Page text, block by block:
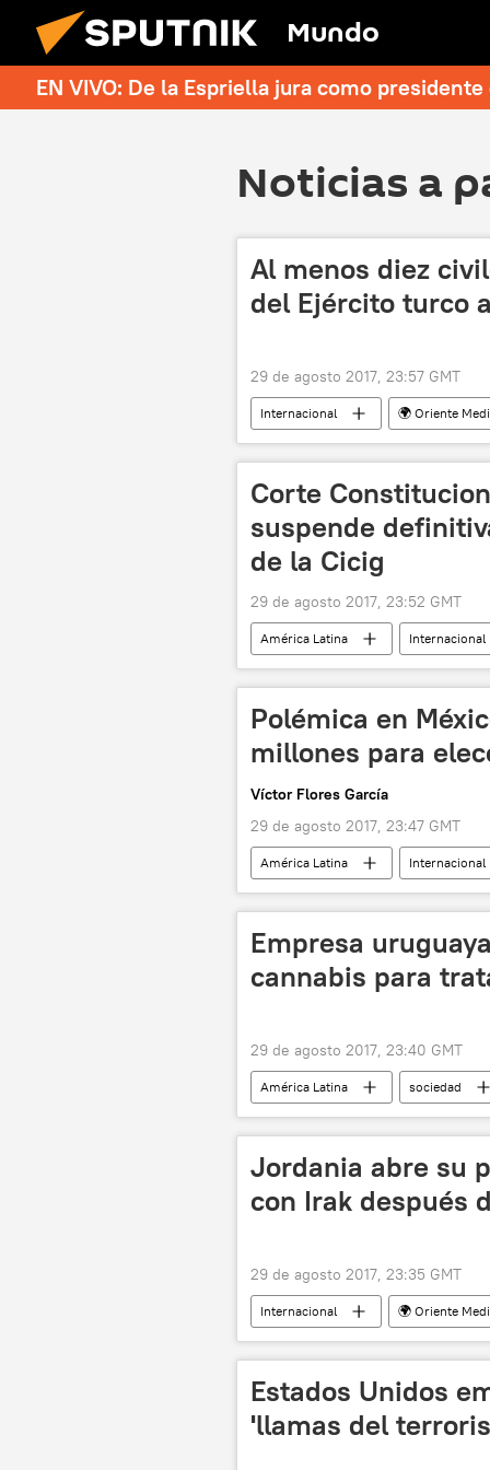
Mundo
EN VIVO: De la Espriella jura como
Noticias a
Al menos diez
del Ejército turco
29 de agosto 2017, 23:57 GMT
Internacional 🌍 Oriente
noticias
Corte
suspende
de la Cicig
29 de agosto 2017, 23:52 GMT
América Latina Internacional
Comisión Internacional contra la
Polémica en
millones para
Víctor Flores García
29 de agosto 2017, 23:47 GMT
América Latina Internacional
Instituto Nacional Electoral (INE) de
Empresa
cannabis para
29 de agosto 2017, 23:40 GMT
América Latina sociedad
cannabis
marihuana
Jordania abre su
con Irak después
29 de agosto 2017, 23:35 GMT
Internacional 🌍 Oriente
noticias
Estados Unidos
'llamas del